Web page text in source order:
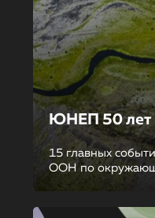
ЮНЕП 50 лет
15 главных
ООН по